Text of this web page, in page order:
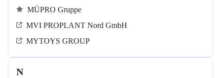
MÜPRO Gruppe
MVI PROPLANT Nord GmbH
MYTOYS GROUP
N